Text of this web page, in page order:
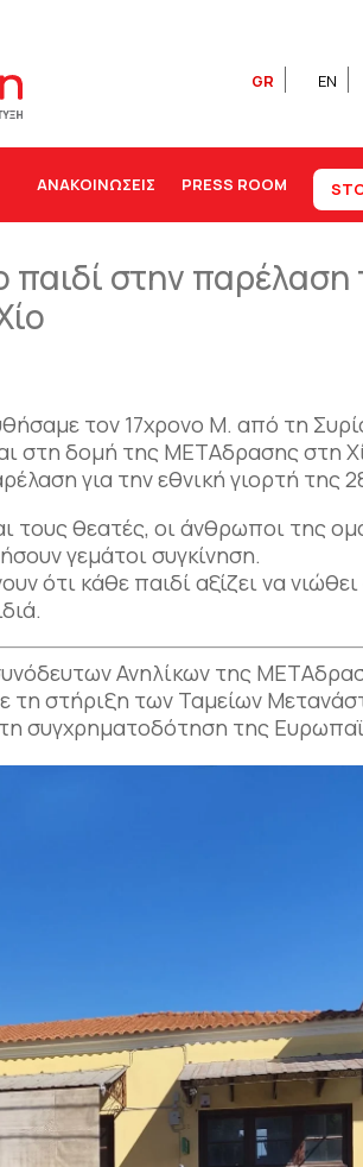
GR EN
ΑΝΑΚΟΙΝΩΣΕΙΣ PRESS ROOM
στην παρέλαση
τον 17χρονο Μ. από τη
στη δομή της ΜΕΤΑδρασης στη
για την εθνική γιορτή της
τους θεατές, οι άνθρωποι της
γεμάτοι συγκίνηση.
ότι κάθε παιδί αξίζει να νιώθει
Ανηλίκων της
τη στήριξη των Ταμείων
συγχρηματοδότηση της